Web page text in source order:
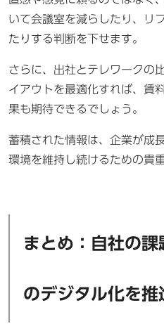
いて会議室を減らしたり、リ
たりする判断を下せます。
さらに、出社とテレワークの
イアウトを最適化すれば、賃
果も期待できるでしょう。
蓄積された情報は、企業が成
環境を維持し続けるための貴
まとめ：自社の
のデジタル化を推